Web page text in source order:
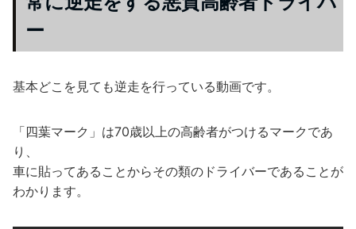
ー
基本どこを見ても逆走を行っている動画です。
「四葉マーク」は70歳以上の高齢者がつけるマークであ
り、
車に貼ってあることからその類のドライバーであることが
わかります。